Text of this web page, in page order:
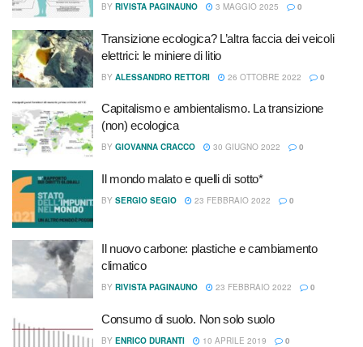
BY RIVISTA PAGINAUNO 3 MAGGIO 2025 0
Transizione ecologica? L’altra faccia dei veicoli
elettrici: le miniere di litio
BY ALESSANDRO RETTORI 26 OTTOBRE 2022 0
Capitalismo e ambientalismo. La transizione
(non) ecologica
BY GIOVANNA CRACCO 30 GIUGNO 2022 0
Il mondo malato e quelli di sotto*
BY SERGIO SEGIO 23 FEBBRAIO 2022 0
Il nuovo carbone: plastiche e cambiamento
climatico
BY RIVISTA PAGINAUNO 23 FEBBRAIO 2022 0
Consumo di suolo. Non solo suolo
BY ENRICO DURANTI 10 APRILE 2019 0